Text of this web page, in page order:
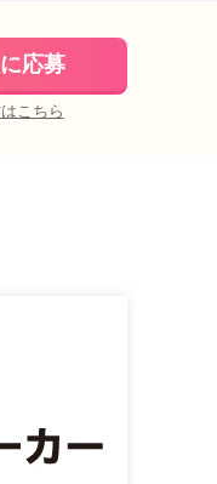
応募
こちら